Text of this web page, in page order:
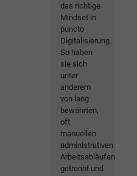
das richtige
Mindset in
puncto
Digitalisierung.
So haben
sie sich
unter
anderem
von lang
bewährten,
oft
manuellen
administrativen
Arbeitsabläufen
getrennt und